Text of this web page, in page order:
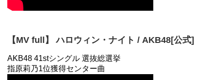
【MV full】 ハロウィン・ナイト / AKB48[公式]
AKB48 41stシングル 選抜総選挙
指原莉乃1位獲得センター曲